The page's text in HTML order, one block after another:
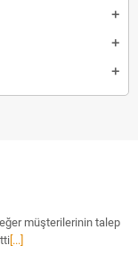
müşterilerinin talep
[...]